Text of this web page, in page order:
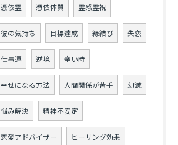
憑依霊 憑依体質 霊感霊視
彼の気持ち 目標達成 縁結び 失恋
仕事運 逆境 辛い時
幸せになる方法 人間関係が苦手 幻滅
悩み解決 精神不安定
恋愛アドバイザー ヒーリング効果